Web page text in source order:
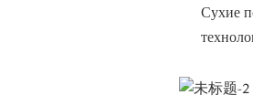
Сухие